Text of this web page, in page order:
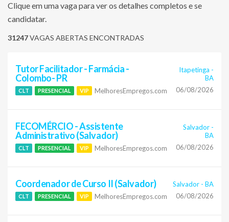
Clique em uma vaga para ver os detalhes completos e se
candidatar.
31247VAGAS ABERTAS ENCONTRADAS
Tutor Facilitador - Farmácia -
Colombo- PR
CLT PRESENCIAL VIP MelhoresEmpregos.com
Itapetinga -
BA
06/08/2026
FECOMÉRCIO - Assistente
Administrativo (Salvador)
CLT PRESENCIAL VIP MelhoresEmpregos.com
Salvador -
BA
06/08/2026
Coordenador de Curso II (Salvador)
CLT PRESENCIAL VIP MelhoresEmpregos.com
Salvador - BA
06/08/2026